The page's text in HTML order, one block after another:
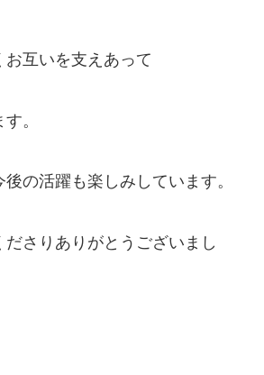
お互いを支えあって
。
の活躍も楽しみしています。
さりありがとうございまし